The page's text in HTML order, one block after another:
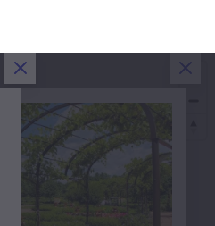
ダイアログを閉じる